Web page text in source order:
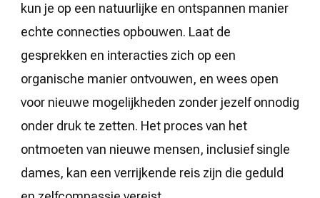
kun je op een natuurlijke en ontspannen manier
echte connecties opbouwen. Laat de
gesprekken en interacties zich op een
organische manier ontvouwen, en wees open
voor nieuwe mogelijkheden zonder jezelf onnodig
onder druk te zetten. Het proces van het
ontmoeten van nieuwe mensen, inclusief single
dames, kan een verrijkende reis zijn die geduld